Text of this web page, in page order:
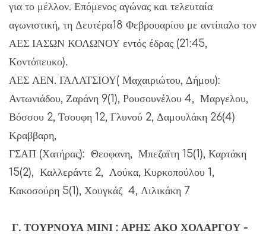
για το μέλλον. Επόμενος αγώνας και τελευταία
αγωνιστική, τη Δευτέρα18 Φεβρουαρίου με αντίπαλο τον
ΑΕΣ ΙΑΣΩΝ ΚΟΛΩΝΟΥ εντός έδρας (21:45,
Κοντόπευκο).
ΑΕΣ ΑΕΝ. ΓΑΛΑΤΣΙΟΥ( Μαχαιριώτου, Δήμου):
Αντωνιάδου, Ζαράνη 9(1), Ρουσουνέλου 4, Μαργελου,
Βόσσου 2, Τσουφη 12, Γλυνού 2, Δαμουλάκη 26(4)
Κραββαρη,
ΓΣΑΠ (Χατήρας): Θεοφανη, Μπεζαϊτη 15(1), Καρτάκη
15(2), Καλλεράντε 2, Λούκα, Κυρκοπούλου 1,
Κακοσούρη 5(1), Χουγκάζ 4, Λιλικάκη 7
Γ. ΤΟΥΡΝΟΥΑ ΜΙΝΙ : ΑΡΗΣ ΑΚΟ ΧΟΛΑΡΓΟΥ -